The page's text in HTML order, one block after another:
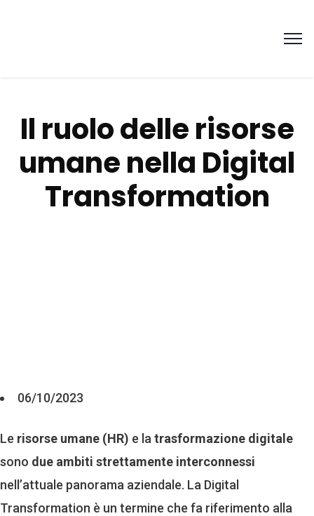
Il ruolo delle risorse
umane nella Digital
Transformation
06/10/2023
Le risorse umane (HR) e la trasformazione digitale
sono due ambiti strettamente interconnessi
nell’attuale panorama aziendale. La Digital
Transformation è un termine che fa riferimento alla